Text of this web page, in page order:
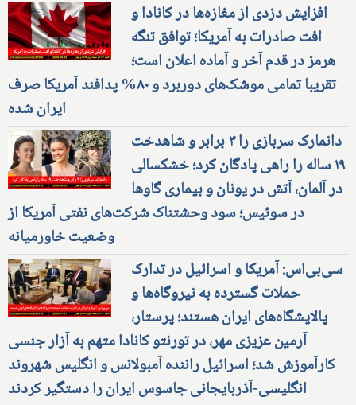
افزایش دزدی از مغازه‌ها در کانادا و
افت صادرات به آمریکا؛ توافق تنگه
هرمز در قدم آخر و آماده اعلان است؛
تقریبا تمامی موشک‌های دوربرد و ۸۰% پدافند آمریکا صرف
ایران شده
دانمارک سربازی را ۳ برابر و شاهدخت
۱۹ ساله را راهی پادگان کرد؛ خشکسالی
در آلمان، آتش در یونان و بیماری گاوها
در سوئیس؛ سود وحشتناک شرکت‌های نفتی آمریکا از
وضعیت خاورمیانه
سی‌بی‌اس: آمریکا و اسرائیل در تدارک
حملات گسترده به نیروگاه‌ها و
پالایشگاه‌های ایران هستند؛ پرستار،
آرمین عزیزی مهر، در تورنتو کانادا متهم به آزار جنسی
کارآموزش شد؛ اسرائیل راننده آمبولانس و انگلیس شهروند
انگلیسی-آذربایجانی جاسوس ایران را دستگیر کردند